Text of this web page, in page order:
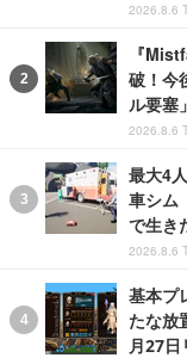
2026.8.6
『
破！今
ル要塞
2026.8.6
最大4
車シム
で生き
2026.8.6
基本プ
たな放
月27